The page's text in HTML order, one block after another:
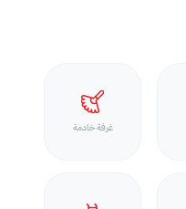
غرفة خادمة